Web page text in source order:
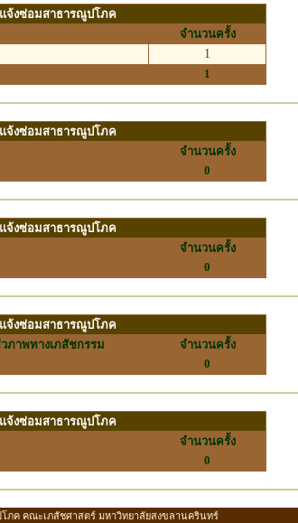
จ้งซ่อมสาธารณูปโภค
จำนวนครั้ง
1
1
จ้งซ่อมสาธารณูปโภค
จำนวนครั้ง
0
จ้งซ่อมสาธารณูปโภค
จำนวนครั้ง
0
จ้งซ่อมสาธารณูปโภค
ภาพทางเภสัชกรรม
จำนวนครั้ง
0
จ้งซ่อมสาธารณูปโภค
จำนวนครั้ง
0
ภค คณะเภสัชศาสตร์ มหาวิทยาลัยสงขลานครินทร์